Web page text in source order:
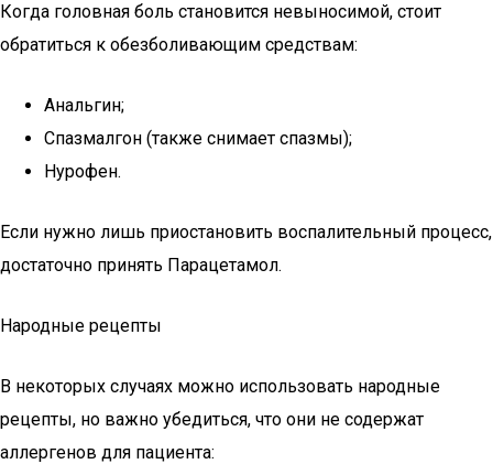
Когда головная боль становится невыносимой, стоит
обратиться к обезболивающим средствам:
Анальгин;
Спазмалгон (также снимает спазмы);
Нурофен.
Если нужно лишь приостановить воспалительный процесс,
достаточно принять Парацетамол.
Народные рецепты
В некоторых случаях можно использовать народные
рецепты, но важно убедиться, что они не содержат
аллергенов для пациента: